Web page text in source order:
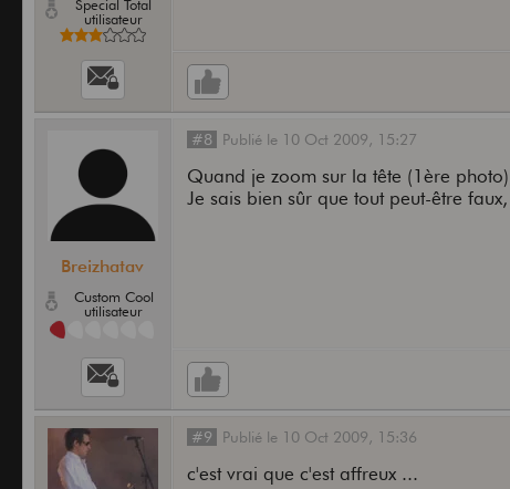
Special Total
utilisateur
Breizhatav
Custom Cool
utilisateur
#8 Publié le 10 Oct 2009, 15:27
Quand je zoom sur la tête (1ère
Je sais bien sûr que tout peut-être
#9 Publié le 10 Oct 2009, 15:36
c'est vrai que c'est affreux ...